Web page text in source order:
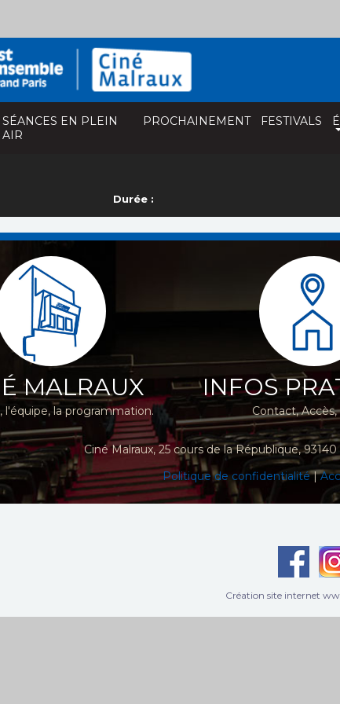
SÉANCES EN PLEIN
AIR
PROCHAINEMENT FESTIVALS
Durée :
MALRAUX
l'équipe, la programmation.
INFOS
Contact, Accès,
Ciné Malraux, 25 cours de la République,
Politique de confidentialité|
Création site internet